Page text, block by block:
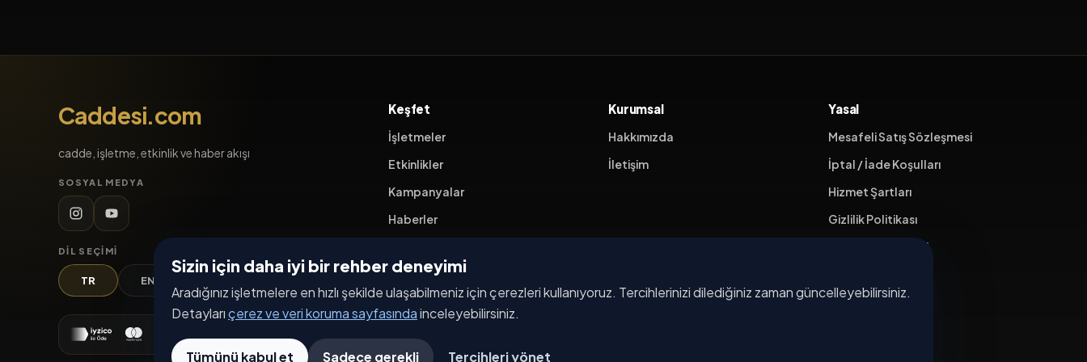
Sizin için daha iyi bir rehber deneyimi
Aradığınız işletmelere en hızlı şekilde ulaşabilmeniz için çerezleri kullanıyoruz. Tercihlerinizi dilediğiniz zaman güncelleyebilirsiniz.
Detaylarıçerez ve veri koruma sayfasındainceleyebilirsiniz.
Tümünü kabul et Sadece gerekli Tercihleri yönet
Caddesi.com
cadde, işletme, etkinlik ve haber akışı
SOSYAL MEDYA
DIL SEÇIMI
TR EN
Keşfet
İşletmeler
Etkinlikler
Kampanyalar
Haberler
Kurumsal
Hakkımızda
İletişim
Yasal
Mesafeli Satış Sözleşmesi
İptal / İade Koşulları
Hizmet Şartları
Gizlilik Politikası
Üyelik Sözleşmesi